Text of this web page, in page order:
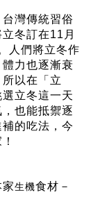
灣傳統習俗
冬訂在11月
人們將立冬作
力也逐漸衰
以在「立
立冬這一天
也能抵禦逐
的吃法，今
生機食材－